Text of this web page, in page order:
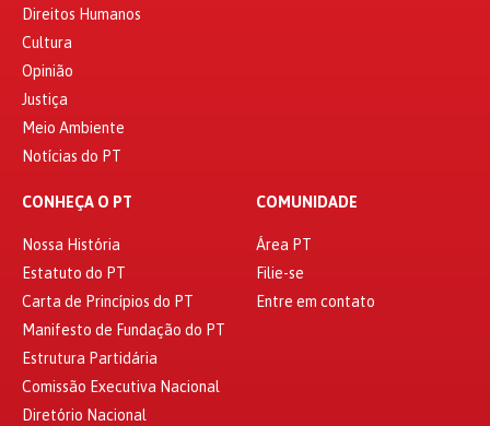
Direitos Humanos
Cultura
Opinião
Justiça
Meio Ambiente
Notícias do PT
CONHEÇA O PT
Nossa História
Estatuto do PT
Carta de Princípios do PT
Manifesto de Fundação do PT
Estrutura Partidária
Comissão Executiva Nacional
Diretório Nacional
COMUNIDADE
Área PT
Filie-se
Entre em contato